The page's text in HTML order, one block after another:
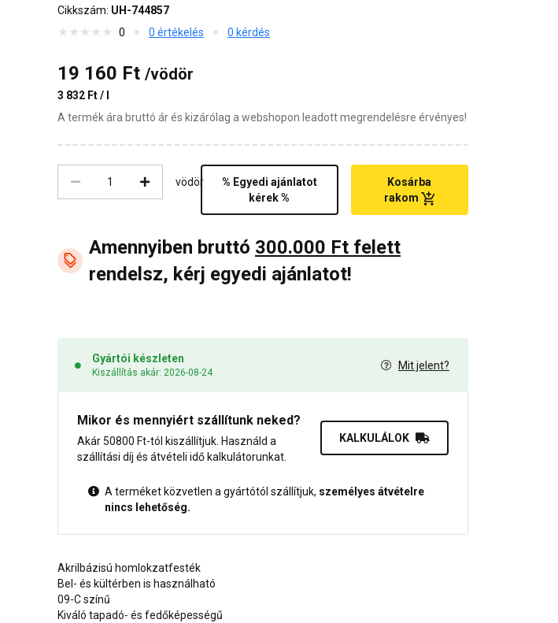
Cikkszám: UH-744857
0
0 értékelés 0 kérdés
19 160 Ft /vödör
3 832 Ft / l
A termék ára bruttó ár és kizárólag a webshopon leadott megrendelésre érvényes!
vödör
% Egyedi ajánlatot
kérek %
Kosárba
rakom
Amennyiben bruttó 300.000 Ft felett
rendelsz, kérj egyedi ajánlatot!
Gyártói készleten
Kiszállítás akár: 2026-08-24
Mit jelent?
Mikor és mennyiért szállítunk neked?
Akár 50800 Ft-tól kiszállítjuk. Használd a
szállítási díj és átvételi idő kalkulátorunkat.
KALKULÁLOK
A terméket közvetlen a gyártótól szállítjuk, személyes átvételre
nincs lehetőség.
Akrilbázisú homlokzatfesték
Bel- és kültérben is használható
09-C színű
Kiváló tapadó- és fedőképességű